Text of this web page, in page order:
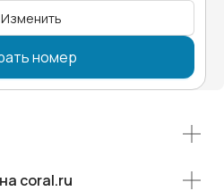
Изменить
номер
coral.ru